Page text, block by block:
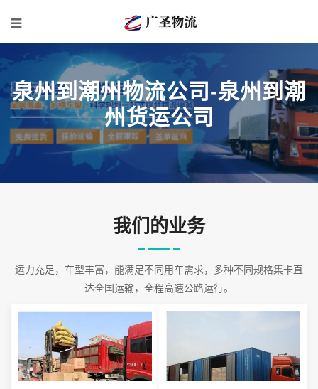
泉州到潮州物流公司-泉州到潮
州货运公司
我们的业务
运力充足，车型丰富，能满足不同用车需求，多种不同规格集卡直
达全国运输，全程高速公路运行。